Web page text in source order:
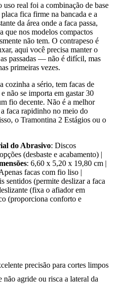
real foi a combinação de base
fica firme na bancada e a
da área onde a faca passa,
que nos modelos compactos
não tem. O contrapeso é
aqui você precisa manter o
passadas — não é difícil, mas
primeiras vezes.
cozinha a sério, tem facas de
não se importa em gastar 30
fio decente. Não é a melhor
faca rapidinho no meio do
o Tramontina 2 Estágios ou o
do Abrasivo: Discos
(desbaste e acabamento) |
: 6,60 x 5,20 x 19,80 cm |
facas com fio liso |
sentidos (permite deslizar a faca
(fixa o afiador em
(proporciona conforto e
precisão para cortes limpos
não agride ou risca a lateral da